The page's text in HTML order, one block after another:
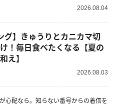
2026.08.04
グ】きゅうりとカニカマ切
！毎日食べたくなる【夏の
え】
2026.08.03
心配なら。知らない番号からの着信を